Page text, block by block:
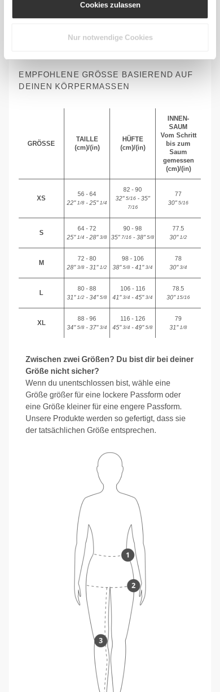
Cookies zulassen
Nur notwendige Cookies
entspannte Passform für einen lässigen Look.
EMPFOHLENE GRÖSSE BASIEREND AUF D
EINEN KÖRPERMASSEN
GRÖSSE
TAILLE
(cm)/(in)
HÜFTE
(cm)/(in)
INNEN-
SAUM
Vom Schritt
bis zum
Saum
gemessen
(cm)/(in)
XS
56 - 64
22"1/8 - 25"1/4
82 - 90
32"5/16 - 35"
7/16
77
30"5/16
S
64 - 72
25"1/4 - 28"3/8
90 - 98
35"7/16 - 38"5/8
77.5
30"1/2
M
72 - 80
28"3/8 - 31"1/2
98 - 106
38"5/8 - 41"3/4
78
30"3/4
L
80 - 88
31"1/2 - 34"5/8
106 - 116
41"3/4 - 45"3/4
78.5
30"15/16
XL
88 - 96
34"5/8 - 37"3/4
116 - 126
45"3/4 - 49"5/8
79
31"1/8
Zwischen zwei Größen? Du bist dir bei deiner
Größe nicht sicher?
Wenn du unentschlossen bist, wähle eine
Größe größer für eine lockere Passform oder
eine Größe kleiner für eine engere Passform.
Unsere Produkte werden so gefertigt, dass sie
der tatsächlichen Größe entsprechen.